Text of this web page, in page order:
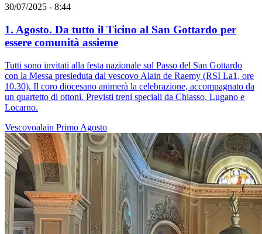
30/07/2025 - 8:44
1. Agosto. Da tutto il Ticino al San Gottardo per
essere comunità assieme
Tutti sono invitati alla festa nazionale sul Passo del San Gottardo
con la Messa presieduta dal vescovo Alain de Raemy (RSI La1, ore
10.30). Il coro diocesano animerà la celebrazione, accompagnato da
un quartetto di ottoni. Previsti treni speciali da Chiasso, Lugano e
Locarno.
Vescovoalain Primo Agosto